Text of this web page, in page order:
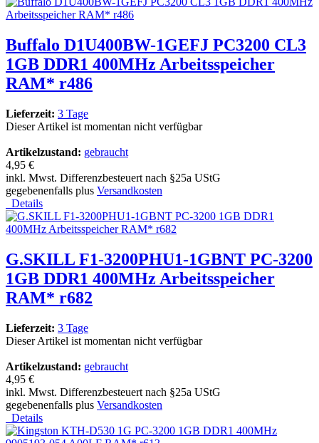
Buffalo D1U400BW-1GEFJ PC3200 CL3
1GB DDR1 400MHz Arbeitsspeicher
RAM* r486
Lieferzeit: 3 Tage
Dieser Artikel ist momentan nicht verfügbar
Artikelzustand: gebraucht
4,95 €
inkl. Mwst. Differenzbesteuert nach §25a UStG
gegebenenfalls plus Versandkosten
Details
G.SKILL F1-3200PHU1-1GBNT PC-3200
1GB DDR1 400MHz Arbeitsspeicher
RAM* r682
Lieferzeit: 3 Tage
Dieser Artikel ist momentan nicht verfügbar
Artikelzustand: gebraucht
4,95 €
inkl. Mwst. Differenzbesteuert nach §25a UStG
gegebenenfalls plus Versandkosten
Details